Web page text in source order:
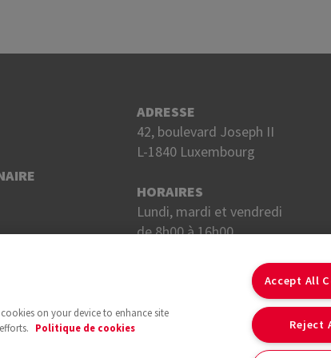
ADRESSE
42, boulevard Joseph II
L-1840 Luxembourg
HORAIRES
Lundi, mardi et vendredi
de 8h00 à 16h00.
on your device to enhance site
Politique de cookies
Accept All
Reject